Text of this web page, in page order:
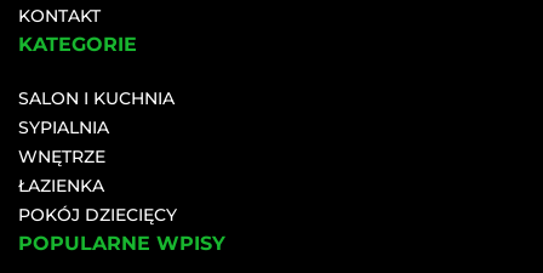
KONTAKT
KATEGORIE
SALON I KUCHNIA
SYPIALNIA
WNĘTRZE
ŁAZIENKA
POKÓJ DZIECIĘCY
POPULARNE WPISY